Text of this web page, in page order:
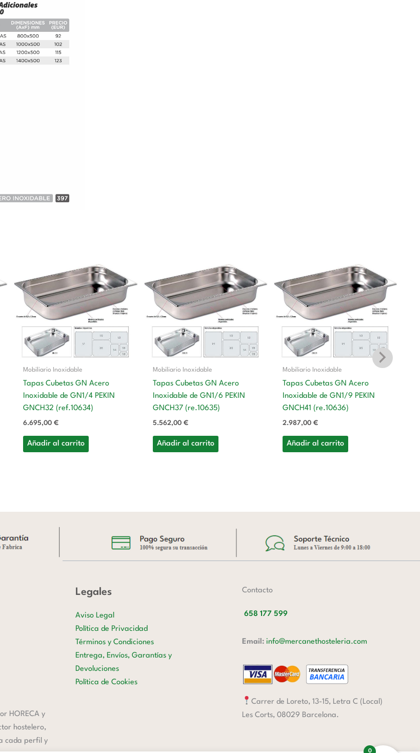
Mobiliario Inoxidable
Tapas Cubetas GN Acero
Inoxidable de GN1/4 PEKIN
GNCH32 (ref.10634)
6.695,00 €
Añadir al carrito
Mobiliario Inoxidable
Tapas Cubetas GN Acero
Inoxidable de GN1/6 PEKIN
GNCH37 (re.10635)
5.562,00 €
Añadir al carrito
Mobiliario Inoxidable
Tapas Cubetas GN Acero
Inoxidable de GN1/9 PEKIN
GNCH41 (re.10636)
2.987,00 €
Añadir al carrito
HORECA y
hostelero,
cada perfil y
Legales
Aviso Legal
Política de Privacidad
Términos y Condiciones
Entrega, Envíos, Garantías y
Devoluciones
Política de Cookies
Contacto
658 177 599
Email: info@mercanethosteleria.com
Carrer de Loreto, 13-15, Letra C (Local)
Les Corts, 08029 Barcelona.
0